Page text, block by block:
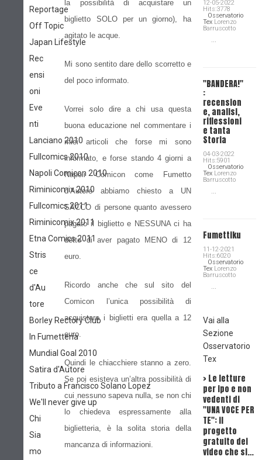
la possibilità di acquistare un
biglietto SOLO per un giorno), ha
agitato le acque.
Mi sono sentito dare dello scorretto e
del poco informato.
Vorrei solo dire a chi usa questa
buona educazione nel commentare i
miei articoli che forse mi sono
informato, e forse stando 4 giorni a
Napoli Comicon come Fumetto
d’Autore abbiamo chiesto a UN
SACCO di persone quanto avessero
pagato il biglietto e NESSUNA ci ha
detto di aver pagato MENO di 12
euro.
Ricordo anche che sul sito del
Comicon l’unica possibilità di
acquistare i biglietti era quella a 12
euro.
Quindi le chiacchiere stanno a zero.
Se poi esisteva un’altra possibilità di
cui nessuno sapeva nulla, se non chi
lo chiedeva espressamente alla
biglietteria, è la solita storia della
mancanza di informazioni.
12-05-2022
Hits:3778
Osservatorio
TexLorenzo
Barruscotto
...
"BANDERA!"
:
recension
e, analisi,
riflessioni
e tanta
Storia
04-03-2022
Hits:5901
Osservatorio
TexLorenzo
Barruscotto
...
Fumettiku
11-12-2021
Hits:6020
Osservatorio
TexLorenzo
Barruscotto
...
Vai alla
Sezione
Osservatorio
Tex
> Le letture
per ipo e non
vedenti di
"UNA VOCE PER
TE": il
progetto
gratuito dei
video che si…
Reportage
Off Topic
Japan Lifestyle
Rec
ensi
oni
Eve
nti
Lanciano 2010
Fullcomics 2010
Napoli Comicon 2010
Riminicomix 2010
Fullcomics 2011
Riminicomix 2011
Etna Comics 2011
Stris
ce
d'Au
tore
Borley Rectory Club
In Fumetteria
Mundial Goal 2010
Satira d'Autore
Tributo a Francisco Solano Lopez
We'll never give up
Chi
Sia
mo